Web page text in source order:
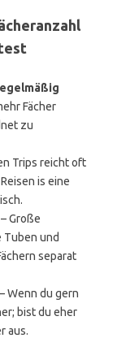
Fächer
zu
Trips reicht oft
is eine
– Große
Tuben und
separat
– Wenn du gern
bist du eher
aus.